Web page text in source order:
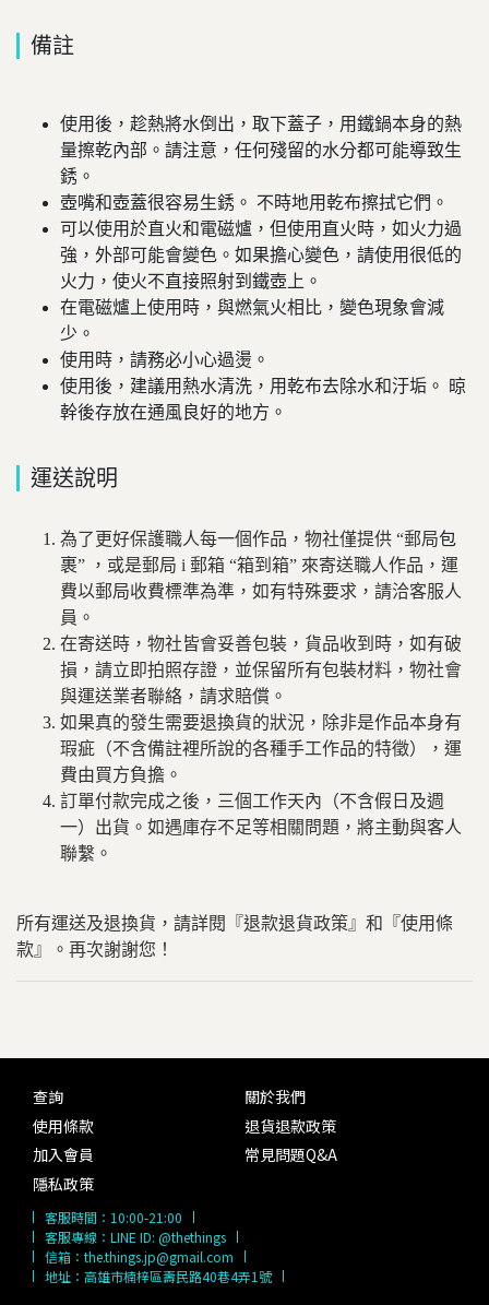
備註
使用後，趁熱將水倒出，取下蓋子，用鐵鍋本身的熱
量擦乾內部。請注意，任何殘留的水分都可能導致生
銹。
壺嘴和壺蓋很容易生銹。 不時地用乾布擦拭它們。
可以使用於直火和電磁爐，但使用直火時，如火力過
強，外部可能會變色。如果擔心變色，請使用很低的
火力，使火不直接照射到鐵壺上。
在電磁爐上使用時，與燃氣火相比，變色現象會減
少。
使用時，請務必小心過燙。
使用後，建議用熱水清洗，用乾布去除水和汙垢。 晾
幹後存放在通風良好的地方。
運送說明
為了更好保護職人每一個作品，物社僅提供 “郵局包
裹” ，或是郵局 i 郵箱 “箱到箱” 來寄送職人作品，運
費以郵局收費標準為準，如有特殊要求，請洽客服人
員。
在寄送時，物社皆會妥善包裝，貨品收到時，如有破
損，請立即拍照存證，並保留所有包裝材料，物社會
與運送業者聯絡，請求賠償。
如果真的發生需要退換貨的狀況，除非是作品本身有
瑕疵（不含備註裡所說的各種手工作品的特徵），運
費由買方負擔。
訂單付款完成之後，三個工作天內（不含假日及週
一）出貨。如遇庫存不足等相關問題，將主動與客人
聯繫。
所有運送及退換貨，請詳閱『退款退貨政策』和『使用條
款』。再次謝謝您！
查詢
關於我們
使用條款
退貨退款政策
加入會員
常見問題Q&A
隱私政策
客服時間： 10:00-21:00
客服專線： LINE ID: @thethings
信箱： the.things.jp@gmail.com
地址：高雄市楠梓區壽民路40巷4弄1號